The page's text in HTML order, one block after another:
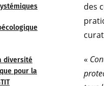
diversité
pour la
des
«